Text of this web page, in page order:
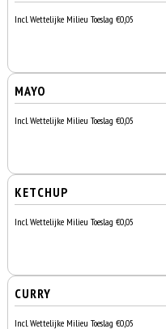
Incl. Wettelijke Milieu Toeslag €0,05
MAYO
Incl. Wettelijke Milieu Toeslag €0,05
KETCHUP
Incl. Wettelijke Milieu Toeslag €0,05
CURRY
Incl. Wettelijke Milieu Toeslag €0,05